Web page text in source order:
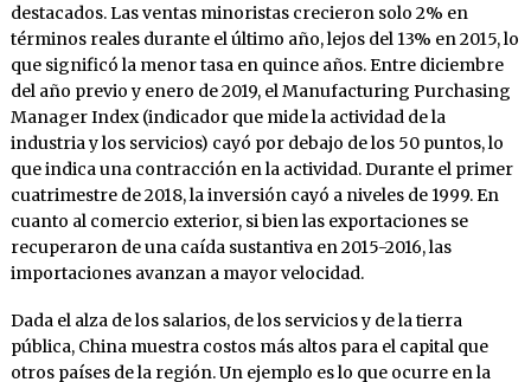
destacados. Las ventas minoristas crecieron solo 2% en
términos reales durante el último año, lejos del 13% en 2015, lo
que significó la menor tasa en quince años. Entre diciembre
del año previo y enero de 2019, el Manufacturing Purchasing
Manager Index (indicador que mide la actividad de la
industria y los servicios) cayó por debajo de los 50 puntos, lo
que indica una contracción en la actividad. Durante el primer
cuatrimestre de 2018, la inversión cayó a niveles de 1999. En
cuanto al comercio exterior, si bien las exportaciones se
recuperaron de una caída sustantiva en 2015-2016, las
importaciones avanzan a mayor velocidad.
Dada el alza de los salarios, de los servicios y de la tierra
pública, China muestra costos más altos para el capital que
otros países de la región. Un ejemplo es lo que ocurre en la